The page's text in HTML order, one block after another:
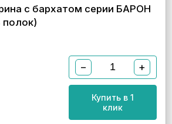
с бархатом серии БАРОН
− +
Купить в 1
клик